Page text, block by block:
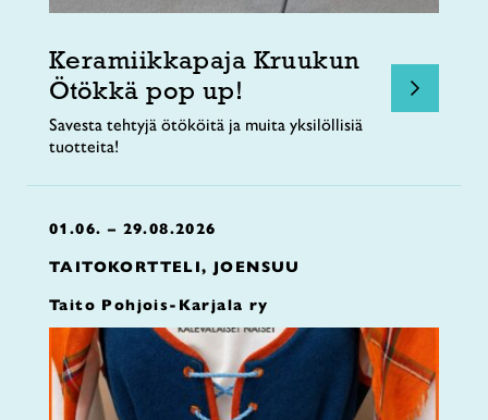
Keramiikkapaja Kruukun
Ötökkä pop up!
Savesta tehtyjä ötököitä ja muita yksilöllisiä
tuotteita!
01.06. – 29.08.2026
TAITOKORTTELI, JOENSUU
Taito Pohjois-Karjala ry